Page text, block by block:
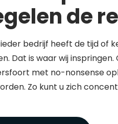
de
bedrijf heeft de tijd of
Dat is waar wij
met no-nonsense
Zo kunt u zich